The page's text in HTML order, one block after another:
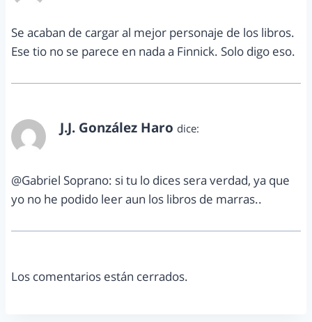
Se acaban de cargar al mejor personaje de los libros.
Ese tio no se parece en nada a Finnick. Solo digo eso.
J.J. González Haro dice:
@Gabriel Soprano: si tu lo dices sera verdad, ya que
yo no he podido leer aun los libros de marras..
Los comentarios están cerrados.